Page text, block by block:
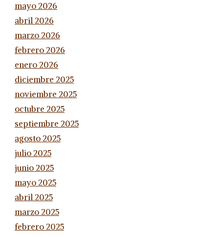
mayo 2026
abril 2026
marzo 2026
febrero 2026
enero 2026
diciembre 2025
noviembre 2025
octubre 2025
septiembre 2025
agosto 2025
julio 2025
junio 2025
mayo 2025
abril 2025
marzo 2025
febrero 2025